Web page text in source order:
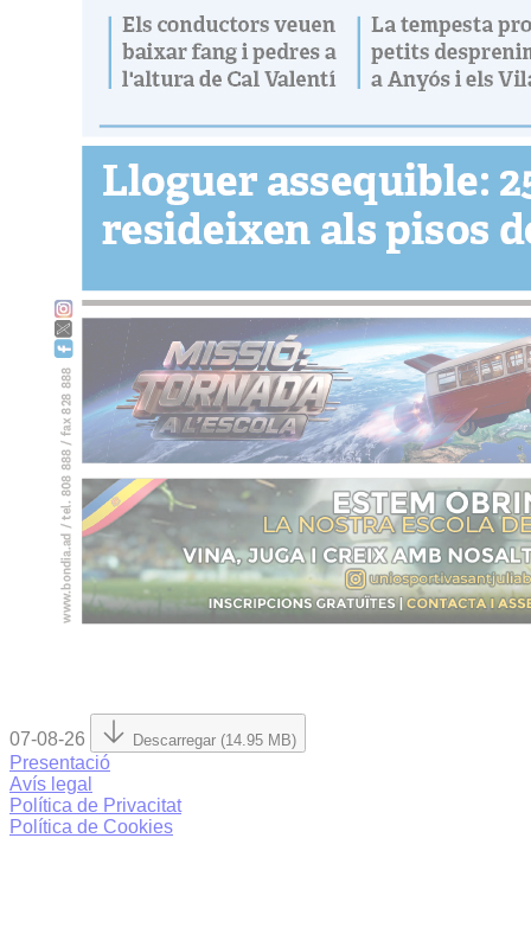
07-08-26 Descarregar (14.95 MB)
Presentació
Avís legal
Política de Privacitat
Política de Cookies